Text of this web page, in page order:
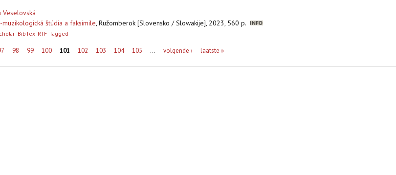
Veselovská
muzikologická štúdia a faksimile, Ružomberok [Slovensko / Slowakije], 2023, 560 p.
BibTex RTF Tagged
98 99 100 101 102 103 104 105 … volgende › laatste »